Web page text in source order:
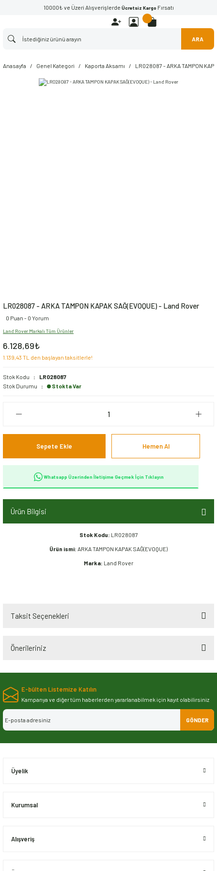
10000₺ ve Üzeri Alışverişlerde Ücretsiz Kargo Fırsatı
ARA
Anasayfa Genel Kategori Kaporta Aksamı LR028087 - ARKA TAMPON
LR028087 - ARKA TAMPON KAPAK SAĞ(EVOQUE) - Land Rover
0 Puan - 0 Yorum
Land Rover Markalı Tüm Ürünler
6.128,69₺
1.139,43 TL den başlayan taksitlerle!
Stok Kodu
LR028087
Stok Durumu
Stokta Var
Sepete Ekle Hemen Al
Whatsapp Üzerinden İletişime Geçmek İçin Tıklayın
Ürün Bilgisi
Stok Kodu: LR028087
Ürün ismi: ARKA TAMPON KAPAK SAĞ(EVOQUE)
Marka: Land Rover
Taksit Seçenekleri
Önerileriniz
Bu ürünün fiyat bilgisi, resim, ürün açıklamalarında ve diğer konularda
iletebilirsiniz.
Görüş ve önerileriniz için teşekkür ederiz.
Ürün resmi kalitesiz, bozuk veya görüntülenemiyor.
E-bülten Listemize Katılın
Kampanya ve diğer tüm haberlerden yararlanabilmek için kayıt olabilirsiniz
GÖNDER
Üyelik
Kurumsal
Alışveriş